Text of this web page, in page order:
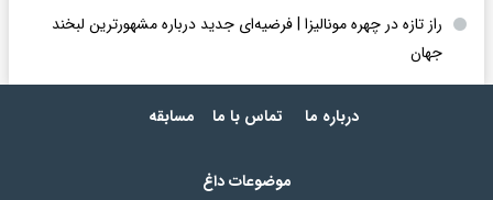
راز تازه در چهره مونالیزا | فرضیه‌ای جدید درباره مشهورترین لبخند
جهان
درباره ما تماس با ما مسابقه
موضوعات داغ